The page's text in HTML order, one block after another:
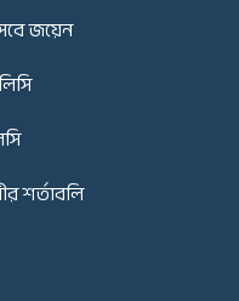
জয়েন
শর্তাবলি